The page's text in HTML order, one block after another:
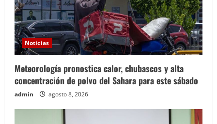
Noticias
Meteorología pronostica calor, chubascos y alta
concentración de polvo del Sahara para este sábado
admin agosto 8, 2026